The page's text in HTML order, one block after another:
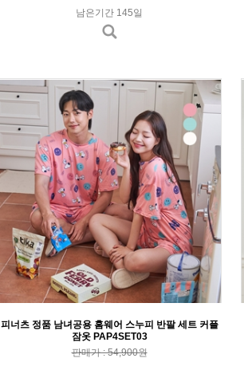
남은기간 145일
피너츠 정품 남녀공용 홈웨어 스누피 반팔 세트 커플
잠옷 PAP4SET03
판매가 : 54,900원